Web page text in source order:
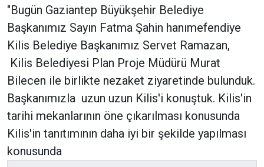
"Bugün Gaziantep Büyükşehir Belediye
Başkanımız Sayın Fatma Şahin hanımefendiye
Kilis Belediye Başkanımız Servet Ramazan,
Kilis Belediyesi Plan Proje Müdürü Murat
Bilecen ile birlikte nezaket ziyaretinde bulunduk.
Başkanımızla uzun uzun Kilis'i konuştuk. Kilis'in
tarihi mekanlarının öne çıkarılması konusunda
Kilis'in tanıtımının daha iyi bir şekilde yapılması
konusunda